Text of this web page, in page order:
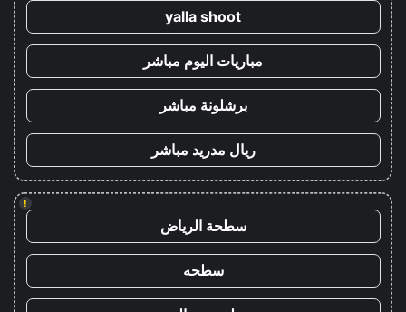
yalla shoot
مباريات اليوم مباشر
برشلونة مباشر
ريال مدريد مباشر
!
سطحة الرياض
سطحه